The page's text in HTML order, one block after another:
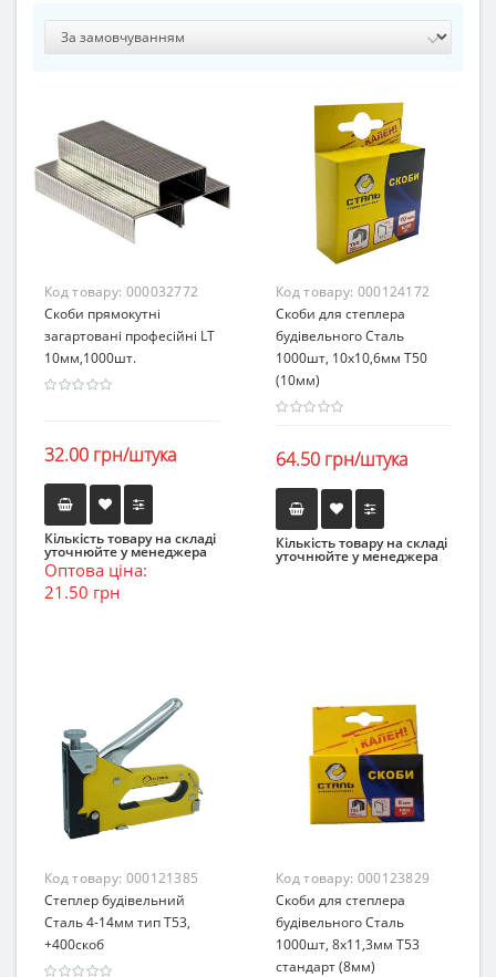
Код товару: 000032772
Скоби прямокутні
загартовані професійні LT
10мм,1000шт.
32.00 грн/штука
Кількість товару на складі
уточнюйте у менеджера
Оптова ціна:
21.50 грн
Код товару: 000124172
Скоби для степлера
будівельного Сталь
1000шт, 10х10,6мм Т50
(10мм)
64.50 грн/штука
Кількість товару на складі
уточнюйте у менеджера
Код товару: 000121385
Степлер будівельний
Сталь 4-14мм тип Т53,
+400скоб
Код товару: 000123829
Скоби для степлера
будівельного Сталь
1000шт, 8х11,3мм Т53
стандарт (8мм)